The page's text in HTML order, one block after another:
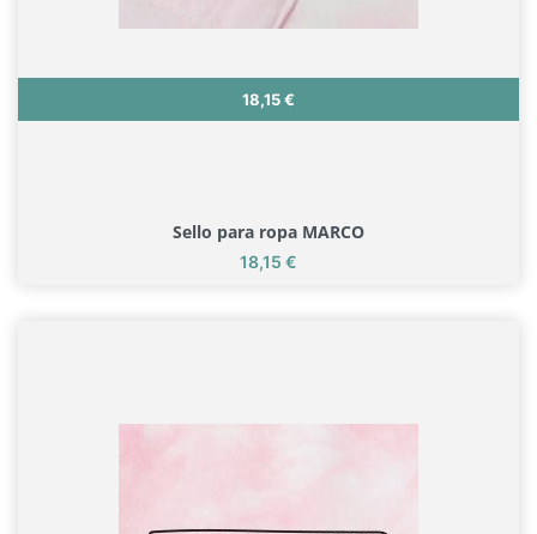
Precio
18,15 €
Sello para ropa MARCO
Precio
18,15 €